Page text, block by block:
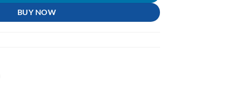
BUY NOW